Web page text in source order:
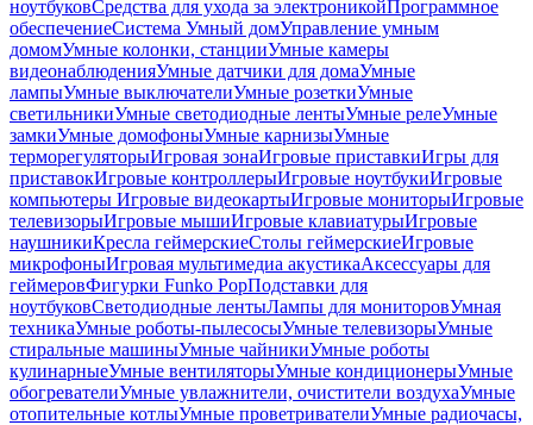
ноутбуковСредства для ухода за электроникойПрограммное
обеспечениеСистема Умный домУправление умным
домомУмные колонки, станцииУмные камеры
видеонаблюденияУмные датчики для домаУмные
лампыУмные выключателиУмные розеткиУмные
светильникиУмные светодиодные лентыУмные релеУмные
замкиУмные домофоныУмные карнизыУмные
терморегуляторыИгровая зонаИгровые приставкиИгры для
приставокИгровые контроллерыИгровые ноутбукиИгровые
компьютеры Игровые видеокартыИгровые мониторыИгровые
телевизорыИгровые мышиИгровые клавиатурыИгровые
наушникиКресла геймерскиеСтолы геймерскиеИгровые
микрофоныИгровая мультимедиа акустикаАксессуары для
геймеровФигурки Funko PopПодставки для
ноутбуковСветодиодные лентыЛампы для мониторовУмная
техникаУмные роботы-пылесосыУмные телевизорыУмные
стиральные машиныУмные чайникиУмные роботы
кулинарныеУмные вентиляторыУмные кондиционерыУмные
обогревателиУмные увлажнители, очистители воздухаУмные
отопительные котлыУмные проветривателиУмные радиочасы,